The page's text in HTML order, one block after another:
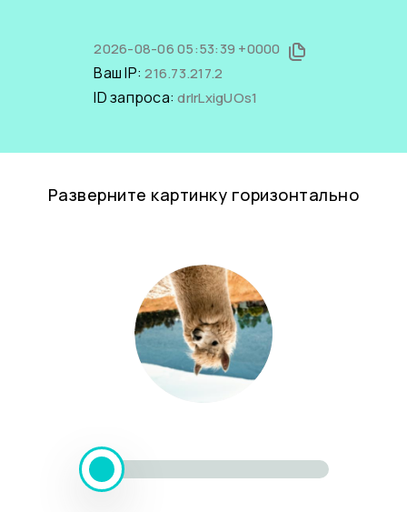
2026-08-06 05:53:39 +0000
Ваш IP:216.73.217.2
ID запроса:drIrLxigUOs1
Разверните картинку горизонтально